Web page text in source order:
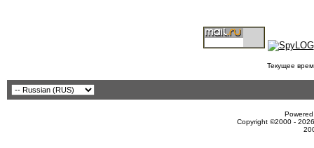
Текущее
Copyright ©2000 -